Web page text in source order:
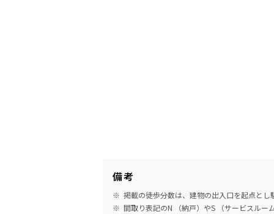
備考
掲載の徒歩分数は、建物の出入口を起点と
間取り表記のN （納戸）やS （サービスル